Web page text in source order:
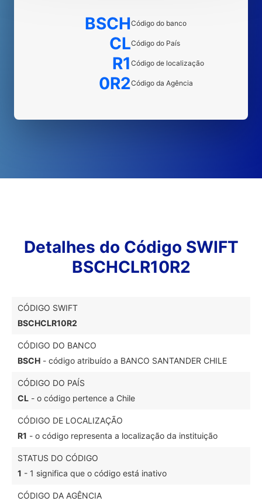
BSCHCódigo do banco
CLCódigo do País
R1 Código de localização
0R2Código da Agência
Detalhes do Código SWIFT
BSCHCLR10R2
CÓDIGO SWIFT
BSCHCLR10R2
CÓDIGO DO BANCO
BSCH - código atribuído a BANCO SANTANDER CHILE
CÓDIGO DO PAÍS
CL - o código pertence a Chile
CÓDIGO DE LOCALIZAÇÃO
R1 - o código representa a localização da instituição
STATUS DO CÓDIGO
1 - 1 significa que o código está inativo
CÓDIGO DA AGÊNCIA